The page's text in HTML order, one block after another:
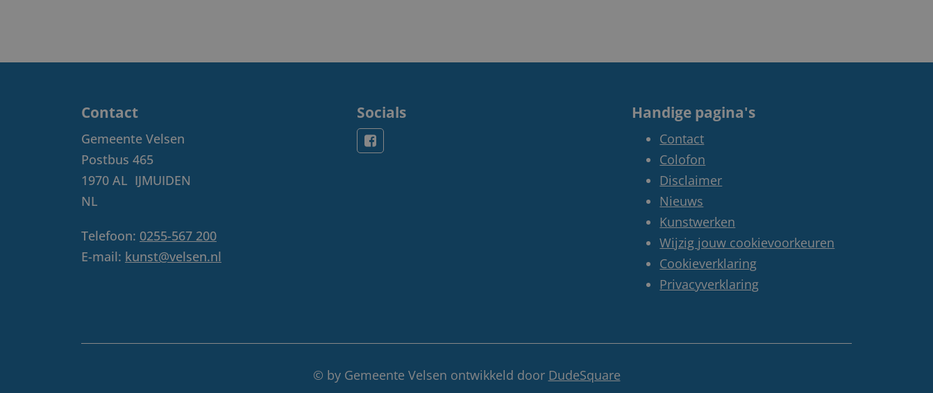
Contact
Gemeente Velsen
Postbus 465
1970 AL IJMUIDEN
NL
Telefoon: 0255-567 200
E-mail: kunst@velsen.nl
Socials Handige pagina's
Contact
Colofon
Disclaimer
Nieuws
Kunstwerken
Wijzig jouw cookievoorkeuren
Cookieverklaring
Privacyverklaring
© by Gemeente Velsen ontwikkeld door DudeSquare